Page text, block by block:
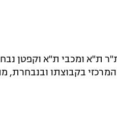
ת"א ומכבי ת"א וקפטן